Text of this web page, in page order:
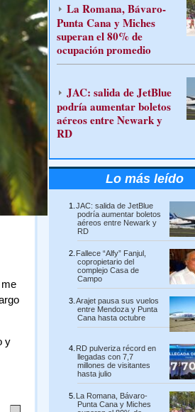
y
La Romana, Bávaro-
Punta Cana y Miches
superan el 80% de
ocupación promedio
JAC: salida de JetBlue
podría aumentar boletos
aéreos entre Newark y
RD
Lo más leído
JAC: salida de JetBlue
podría aumentar boletos
aéreos entre Newark y
RD
Fallece “Alfy” Fanjul,
copropietario del
complejo Casa de
Campo
Arajet pausa sus vuelos
entre Mendoza y Punta
Cana hasta octubre
RD pulveriza récord en
llegadas con 7,7
millones de visitantes
hasta julio
La Romana, Bávaro-
Punta Cana y Miches